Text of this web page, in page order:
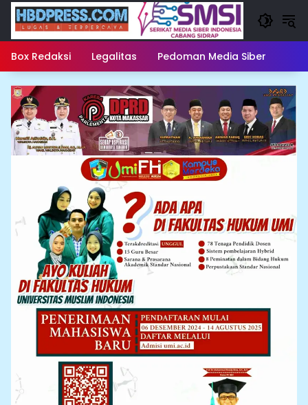
Langsung
konten
Box Redaksi Legalitas Pedoman Media Siber